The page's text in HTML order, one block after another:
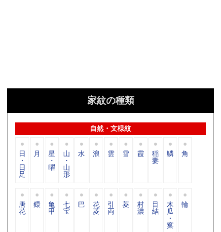
家紋の種類
自然・文様紋
日
・
日
足
月 星
・
曜
山
・
山
形
水 浪 雲 雪 霞 稲
妻
鱗 角
唐
花
鐶 亀
甲
七
宝
巴 花
菱
引
両
菱 村
濃
目
結
木
瓜
・
窠
輪